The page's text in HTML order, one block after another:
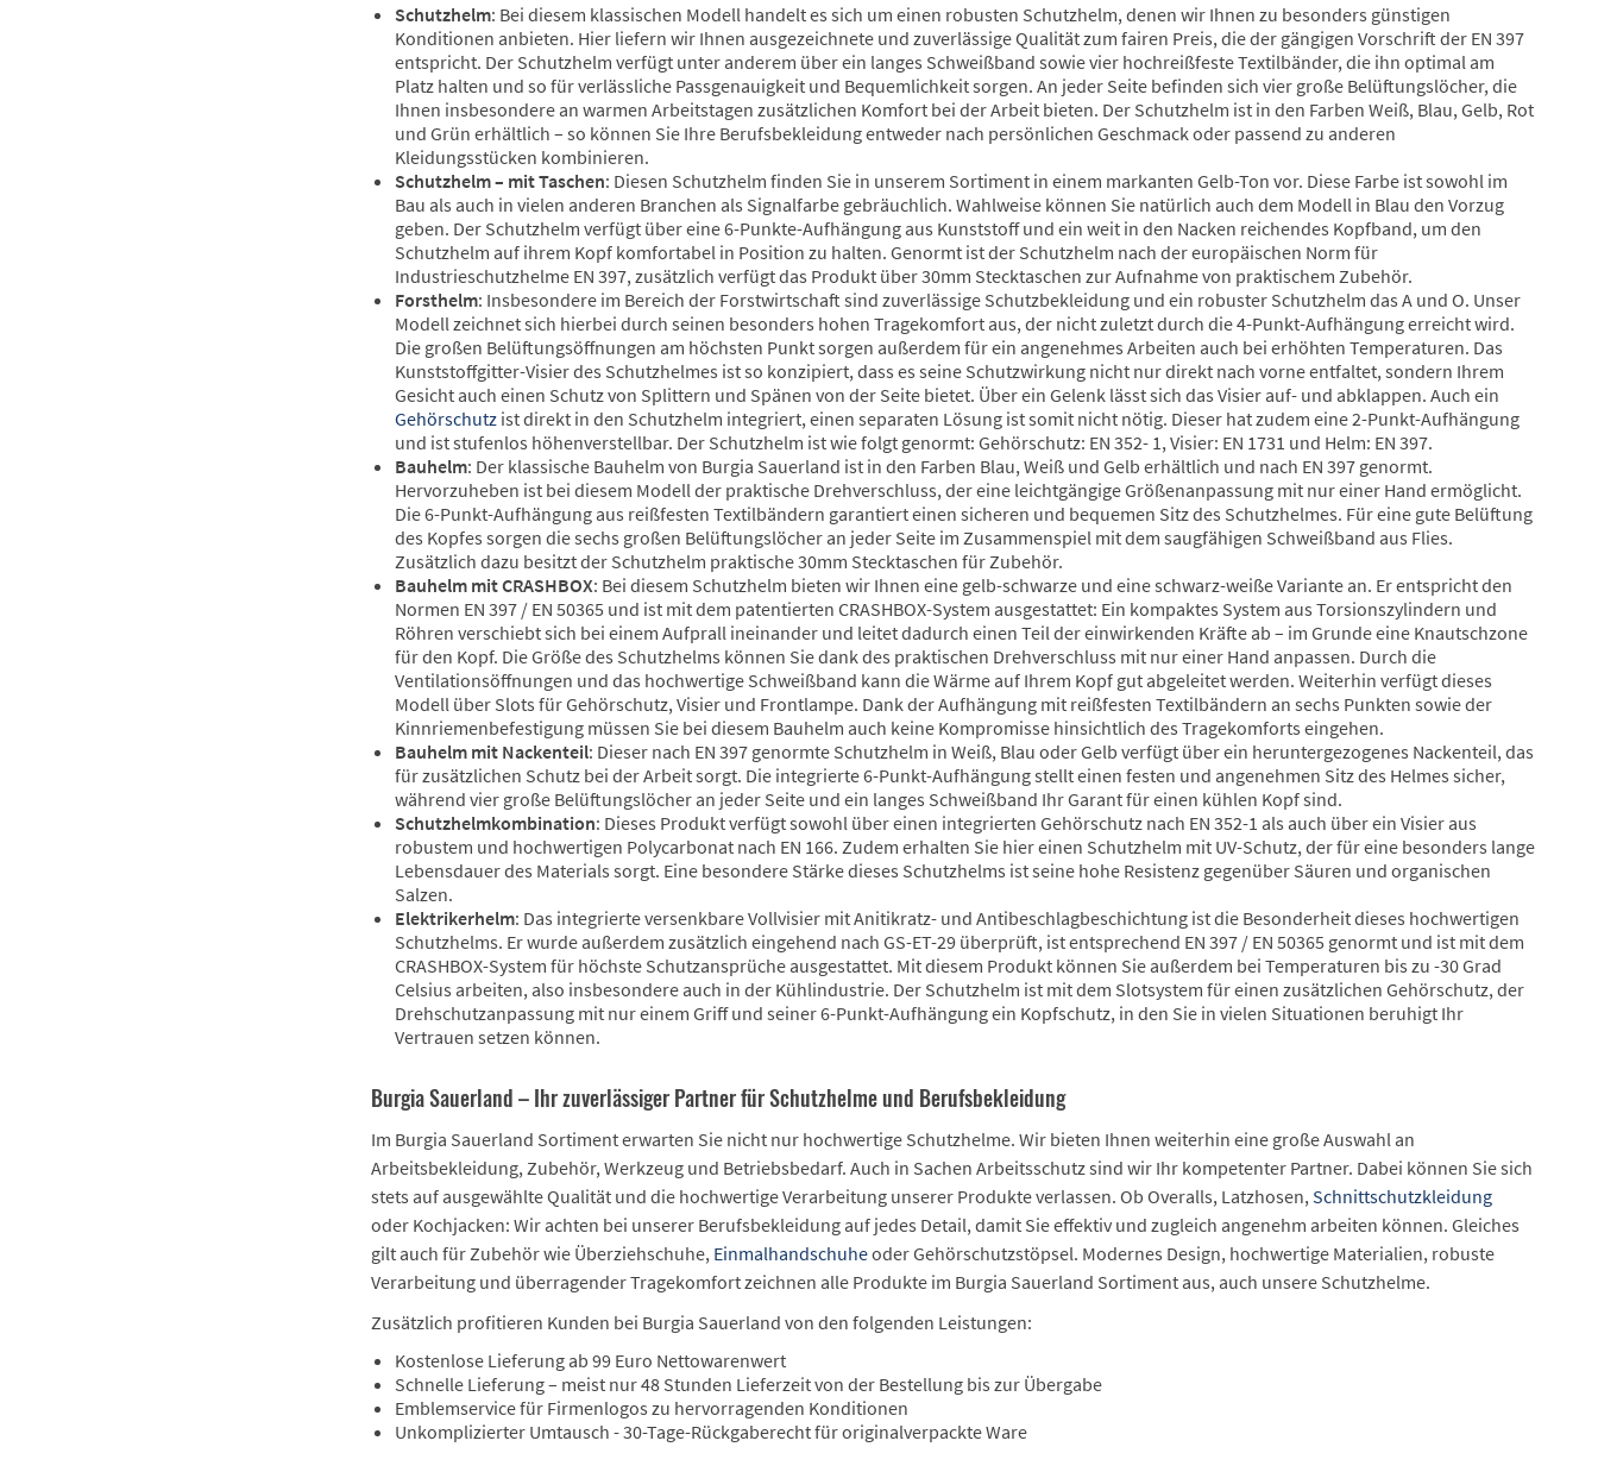
Schutzhelm: Bei diesem klassischen Modell handelt es sich um einen robusten Schutzhelm, denen wir Ihnen zu besonders günstigen
Konditionen anbieten. Hier liefern wir Ihnen ausgezeichnete und zuverlässige Qualität zum fairen Preis, die der gängigen Vorschrift der EN 397
entspricht. Der Schutzhelm verfügt unter anderem über ein langes Schweißband sowie vier hochreißfeste Textilbänder, die ihn optimal am
Platz halten und so für verlässliche Passgenauigkeit und Bequemlichkeit sorgen. An jeder Seite befinden sich vier große Belüftungslöcher, die
Ihnen insbesondere an warmen Arbeitstagen zusätzlichen Komfort bei der Arbeit bieten. Der Schutzhelm ist in den Farben Weiß, Blau, Gelb, Rot
und Grün erhältlich – so können Sie Ihre Berufsbekleidung entweder nach persönlichen Geschmack oder passend zu anderen
Kleidungsstücken kombinieren.
Schutzhelm – mit Taschen: Diesen Schutzhelm finden Sie in unserem Sortiment in einem markanten Gelb-Ton vor. Diese Farbe ist sowohl im
Bau als auch in vielen anderen Branchen als Signalfarbe gebräuchlich. Wahlweise können Sie natürlich auch dem Modell in Blau den Vorzug
geben. Der Schutzhelm verfügt über eine 6-Punkte-Aufhängung aus Kunststoff und ein weit in den Nacken reichendes Kopfband, um den
Schutzhelm auf ihrem Kopf komfortabel in Position zu halten. Genormt ist der Schutzhelm nach der europäischen Norm für
Industrieschutzhelme EN 397, zusätzlich verfügt das Produkt über 30mm Stecktaschen zur Aufnahme von praktischem Zubehör.
Forsthelm: Insbesondere im Bereich der Forstwirtschaft sind zuverlässige Schutzbekleidung und ein robuster Schutzhelm das A und O. Unser
Modell zeichnet sich hierbei durch seinen besonders hohen Tragekomfort aus, der nicht zuletzt durch die 4-Punkt-Aufhängung erreicht wird.
Die großen Belüftungsöffnungen am höchsten Punkt sorgen außerdem für ein angenehmes Arbeiten auch bei erhöhten Temperaturen. Das
Kunststoffgitter-Visier des Schutzhelmes ist so konzipiert, dass es seine Schutzwirkung nicht nur direkt nach vorne entfaltet, sondern Ihrem
Gesicht auch einen Schutz von Splittern und Spänen von der Seite bietet. Über ein Gelenk lässt sich das Visier auf- und abklappen. Auch ein
Gehörschutz ist direkt in den Schutzhelm integriert, einen separaten Lösung ist somit nicht nötig. Dieser hat zudem eine 2-Punkt-Aufhängung
und ist stufenlos höhenverstellbar. Der Schutzhelm ist wie folgt genormt: Gehörschutz: EN 352- 1, Visier: EN 1731 und Helm: EN 397.
Bauhelm: Der klassische Bauhelm von Burgia Sauerland ist in den Farben Blau, Weiß und Gelb erhältlich und nach EN 397 genormt.
Hervorzuheben ist bei diesem Modell der praktische Drehverschluss, der eine leichtgängige Größenanpassung mit nur einer Hand ermöglicht.
Die 6-Punkt-Aufhängung aus reißfesten Textilbändern garantiert einen sicheren und bequemen Sitz des Schutzhelmes. Für eine gute Belüftung
des Kopfes sorgen die sechs großen Belüftungslöcher an jeder Seite im Zusammenspiel mit dem saugfähigen Schweißband aus Flies.
Zusätzlich dazu besitzt der Schutzhelm praktische 30mm Stecktaschen für Zubehör.
Bauhelm mit CRASHBOX: Bei diesem Schutzhelm bieten wir Ihnen eine gelb-schwarze und eine schwarz-weiße Variante an. Er entspricht den
Normen EN 397 / EN 50365 und ist mit dem patentierten CRASHBOX-System ausgestattet: Ein kompaktes System aus Torsionszylindern und
Röhren verschiebt sich bei einem Aufprall ineinander und leitet dadurch einen Teil der einwirkenden Kräfte ab – im Grunde eine Knautschzone
für den Kopf. Die Größe des Schutzhelms können Sie dank des praktischen Drehverschluss mit nur einer Hand anpassen. Durch die
Ventilationsöffnungen und das hochwertige Schweißband kann die Wärme auf Ihrem Kopf gut abgeleitet werden. Weiterhin verfügt dieses
Modell über Slots für Gehörschutz, Visier und Frontlampe. Dank der Aufhängung mit reißfesten Textilbändern an sechs Punkten sowie der
Kinnriemenbefestigung müssen Sie bei diesem Bauhelm auch keine Kompromisse hinsichtlich des Tragekomforts eingehen.
Bauhelm mit Nackenteil: Dieser nach EN 397 genormte Schutzhelm in Weiß, Blau oder Gelb verfügt über ein heruntergezogenes Nackenteil, das
für zusätzlichen Schutz bei der Arbeit sorgt. Die integrierte 6-Punkt-Aufhängung stellt einen festen und angenehmen Sitz des Helmes sicher,
während vier große Belüftungslöcher an jeder Seite und ein langes Schweißband Ihr Garant für einen kühlen Kopf sind.
Schutzhelmkombination: Dieses Produkt verfügt sowohl über einen integrierten Gehörschutz nach EN 352-1 als auch über ein Visier aus
robustem und hochwertigen Polycarbonat nach EN 166. Zudem erhalten Sie hier einen Schutzhelm mit UV-Schutz, der für eine besonders lange
Lebensdauer des Materials sorgt. Eine besondere Stärke dieses Schutzhelms ist seine hohe Resistenz gegenüber Säuren und organischen
Salzen.
Elektrikerhelm: Das integrierte versenkbare Vollvisier mit Anitikratz- und Antibeschlagbeschichtung ist die Besonderheit dieses hochwertigen
Schutzhelms. Er wurde außerdem zusätzlich eingehend nach GS-ET-29 überprüft, ist entsprechend EN 397 / EN 50365 genormt und ist mit dem
CRASHBOX-System für höchste Schutzansprüche ausgestattet. Mit diesem Produkt können Sie außerdem bei Temperaturen bis zu -30 Grad
Celsius arbeiten, also insbesondere auch in der Kühlindustrie. Der Schutzhelm ist mit dem Slotsystem für einen zusätzlichen Gehörschutz, der
Drehschutzanpassung mit nur einem Griff und seiner 6-Punkt-Aufhängung ein Kopfschutz, in den Sie in vielen Situationen beruhigt Ihr
Vertrauen setzen können.
Burgia Sauerland – Ihr zuverlässiger Partner für Schutzhelme und Berufsbekleidung
Im Burgia Sauerland Sortiment erwarten Sie nicht nur hochwertige Schutzhelme. Wir bieten Ihnen weiterhin eine große Auswahl an
Arbeitsbekleidung, Zubehör, Werkzeug und Betriebsbedarf. Auch in Sachen Arbeitsschutz sind wir Ihr kompetenter Partner. Dabei können Sie sich
stets auf ausgewählte Qualität und die hochwertige Verarbeitung unserer Produkte verlassen. Ob Overalls, Latzhosen, Schnittschutzkleidung
oder Kochjacken: Wir achten bei unserer Berufsbekleidung auf jedes Detail, damit Sie effektiv und zugleich angenehm arbeiten können. Gleiches
gilt auch für Zubehör wie Überziehschuhe, Einmalhandschuheoder Gehörschutzstöpsel. Modernes Design, hochwertige Materialien, robuste
Verarbeitung und überragender Tragekomfort zeichnen alle Produkte im Burgia Sauerland Sortiment aus, auch unsere Schutzhelme.
Zusätzlich profitieren Kunden bei Burgia Sauerland von den folgenden Leistungen:
Kostenlose Lieferung ab 99 Euro Nettowarenwert
Schnelle Lieferung – meist nur 48 Stunden Lieferzeit von der Bestellung bis zur Übergabe
Emblemservice für Firmenlogos zu hervorragenden Konditionen
Unkomplizierter Umtausch - 30-Tage-Rückgaberecht für originalverpackte Ware